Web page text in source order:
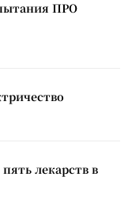
ПРО
лекарств в